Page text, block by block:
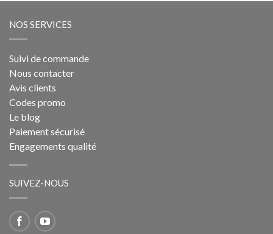
NOS SERVICES
Suivi de commande
Nous contacter
Avis clients
Codes promo
Le blog
Paiement sécurisé
Engagements qualité
SUIVEZ-NOUS